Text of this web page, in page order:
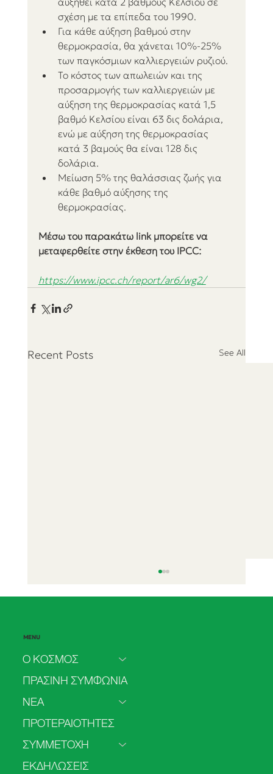
σχέση με τα επίπεδα του 1990.
Για κάθε αύξηση βαθμού στην
θερμοκρασία, θα χάνεται 10%-25%
των παγκόσμιων καλλιεργειών ρυζιού.
Το κόστος των απωλειών και της
προσαρμογής των καλλιεργειών με
αύξηση της θερμοκρασίας κατά 1,5
βαθμό Κελσίου είναι 63 δις δολάρια,
ενώ με αύξηση της θερμοκρασίας
κατά 3 βαμούς θα είναι 128 δις
δολάρια.
Μείωση 5% της θαλάσσιας ζωής για
κάθε βαθμό αύξησης της
θερμοκρασίας.
Μέσω του παρακάτω link μπορείτε να
μεταφερθείτε στην έκθεση του IPCC:
https://www.ipcc.ch/report/ar6/wg2/
Recent Posts See All
Ο ΚΟΣΜΟΣ στη Θεσσαλονίκη
MENU
Ο ΚΟΣΜΟΣ
ΠΡΑΣΙΝΗ ΣΥΜΦΩΝΙΑ
ΝΕΑ
ΠΡΟΤΕΡΑΙΟΤΗΤΕΣ
ΣΥΜΜΕΤΟΧΗ
ΕΚΔΗΛΩΣΕΙΣ